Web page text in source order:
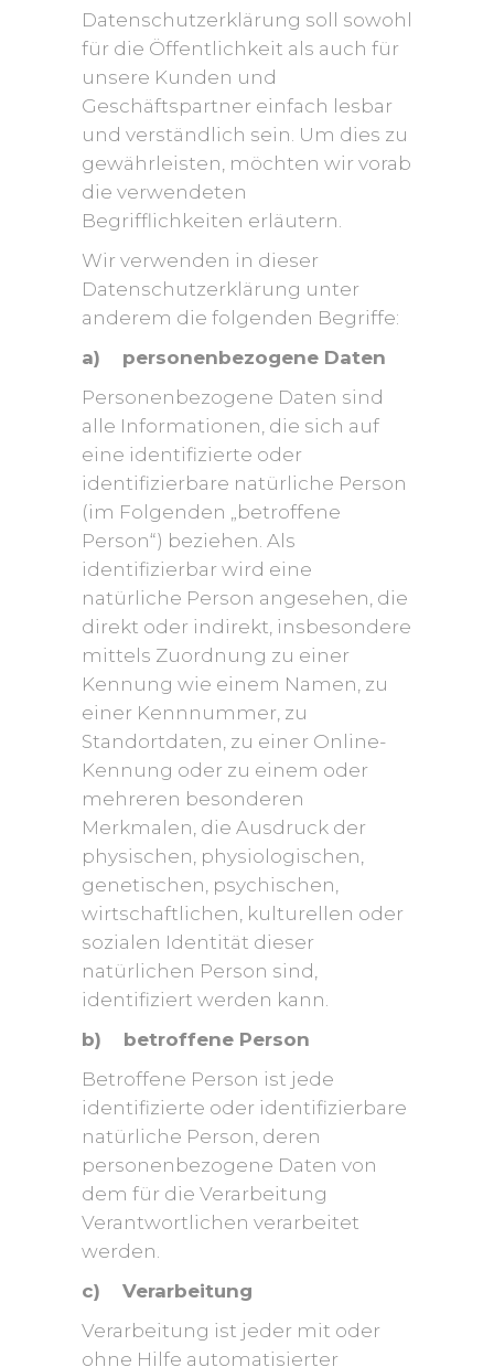
Datenschutzerklärung soll sowohl
für die Öffentlichkeit als auch für
unsere Kunden und
Geschäftspartner einfach lesbar
und verständlich sein. Um dies zu
gewährleisten, möchten wir vorab
die verwendeten
Begrifflichkeiten erläutern.
Wir verwenden in dieser
Datenschutzerklärung unter
anderem die folgenden Begriffe:
a) personenbezogene Daten
Personenbezogene Daten sind
alle Informationen, die sich auf
eine identifizierte oder
identifizierbare natürliche Person
(im Folgenden „betroffene
Person“) beziehen. Als
identifizierbar wird eine
natürliche Person angesehen, die
direkt oder indirekt, insbesondere
mittels Zuordnung zu einer
Kennung wie einem Namen, zu
einer Kennnummer, zu
Standortdaten, zu einer Online-
Kennung oder zu einem oder
mehreren besonderen
Merkmalen, die Ausdruck der
physischen, physiologischen,
genetischen, psychischen,
wirtschaftlichen, kulturellen oder
sozialen Identität dieser
natürlichen Person sind,
identifiziert werden kann.
b) betroffene Person
Betroffene Person ist jede
identifizierte oder identifizierbare
natürliche Person, deren
personenbezogene Daten von
dem für die Verarbeitung
Verantwortlichen verarbeitet
werden.
c) Verarbeitung
Verarbeitung ist jeder mit oder
ohne Hilfe automatisierter